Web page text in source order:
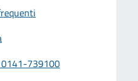
0141-739100